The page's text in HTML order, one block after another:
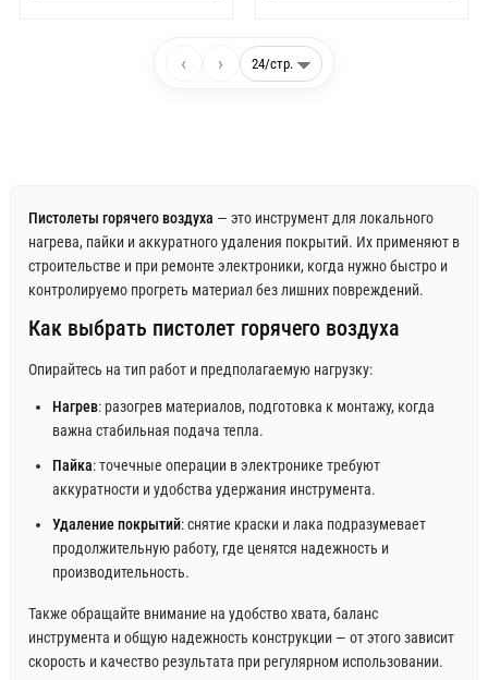
‹ ›
Пистолеты горячего воздуха — это инструмент для локального
нагрева, пайки и аккуратного удаления покрытий. Их применяют в
строительстве и при ремонте электроники, когда нужно быстро и
контролируемо прогреть материал без лишних повреждений.
Как выбрать пистолет горячего воздуха
Опирайтесь на тип работ и предполагаемую нагрузку:
Нагрев: разогрев материалов, подготовка к монтажу, когда
важна стабильная подача тепла.
Пайка: точечные операции в электронике требуют
аккуратности и удобства удержания инструмента.
Удаление покрытий: снятие краски и лака подразумевает
продолжительную работу, где ценятся надежность и
производительность.
Также обращайте внимание на удобство хвата, баланс
инструмента и общую надежность конструкции — от этого зависит
скорость и качество результата при регулярном использовании.